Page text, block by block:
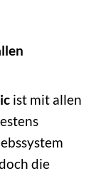
ist mit allen
die